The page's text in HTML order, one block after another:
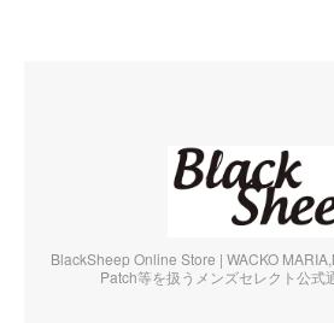
BlackSheep Online Store | WACKO
Patch等を扱うメンズセレクト公式